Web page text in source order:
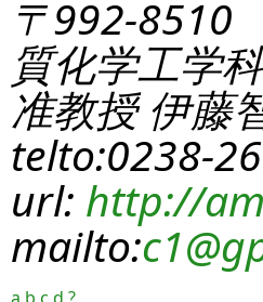
〒992-8510
質化学工学
准教授 伊藤
telto:0238-
url: http://
mailto:c1